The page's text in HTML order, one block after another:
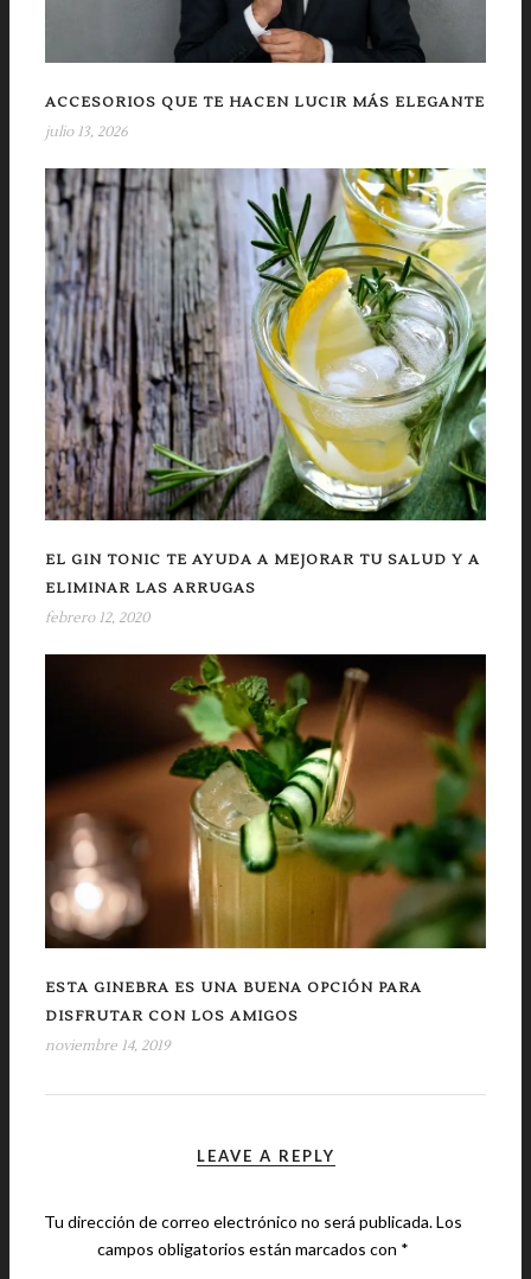
ACCESORIOS QUE TE HACEN LUCIR MÁS ELEGANTE
julio 13, 2026
EL GIN TONIC TE AYUDA A MEJORAR TU SALUD Y A
ELIMINAR LAS ARRUGAS
febrero 12, 2020
ESTA GINEBRA ES UNA BUENA OPCIÓN PARA
DISFRUTAR CON LOS AMIGOS
noviembre 14, 2019
LEAVE A REPLY
Tu dirección de correo electrónico no será publicada.Los
campos obligatorios están marcados con *